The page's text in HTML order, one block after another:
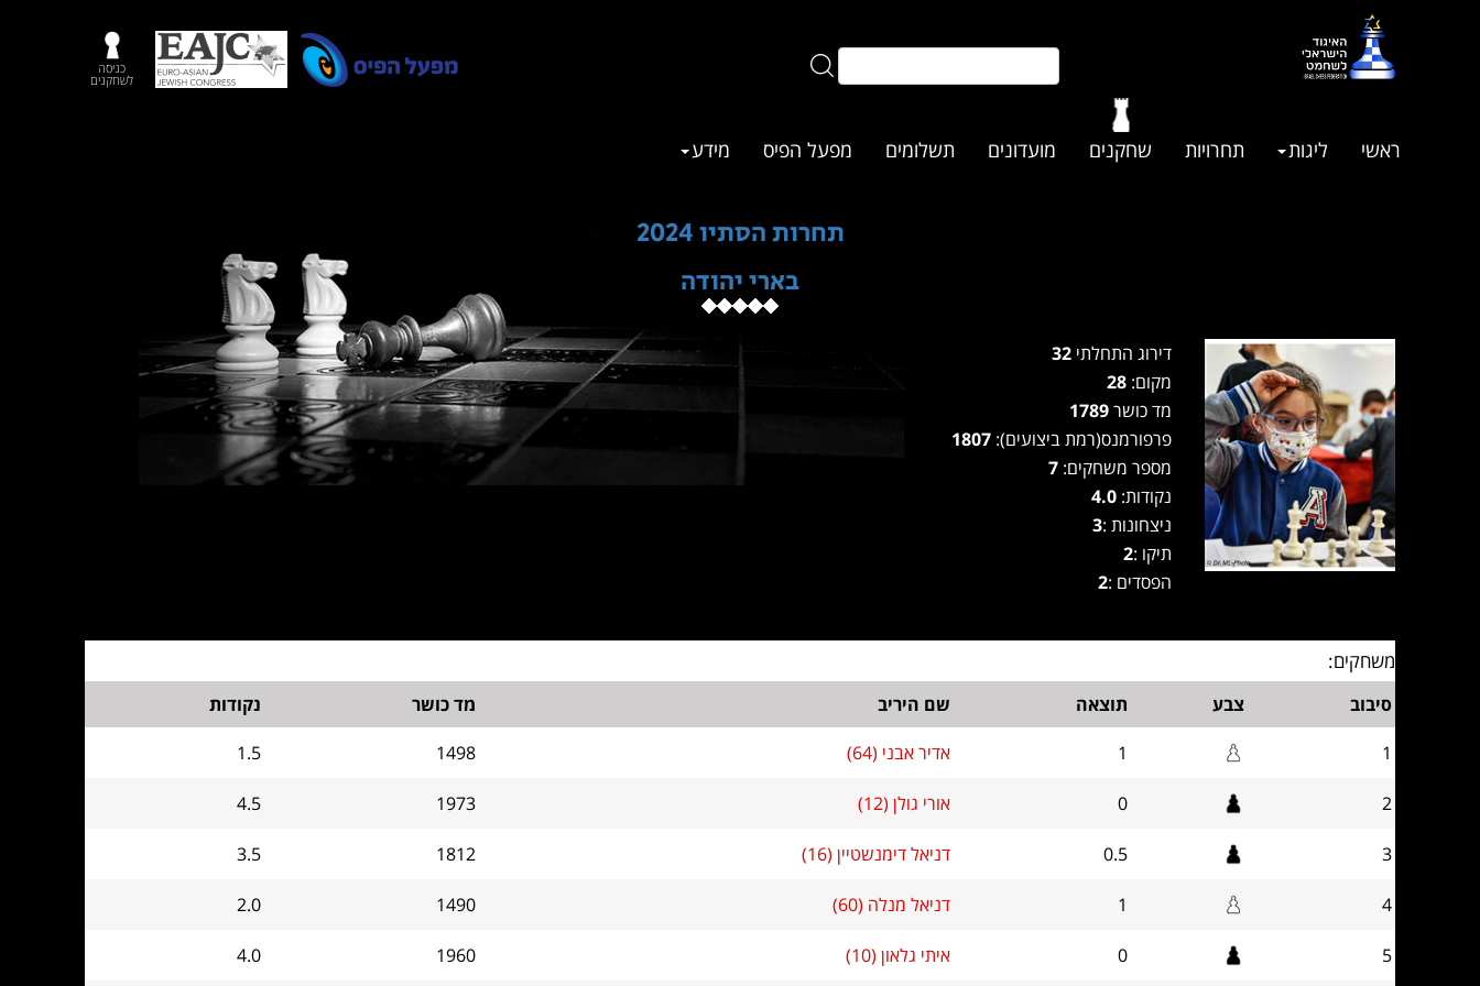
כניסה
לשחקנים
ראשי ליגות תחרויות שחקנים מועדונים תשלומים מפעל הפיס מידע
תחרות הסתיו 2024
בארי יהודה
דירוג התחלתי 32
מקום: 28
מד כושר1789
פרפורמנס(רמת ביצועים): 1807
מספר משחקים: 7
נקודות:4.0
ניצחונות :3
תיקו :2
הפסדים :2
משחקים:
סיבוב צבע תוצאה שם היריב מד כושר
נקודות
1
1 אדיר אבני (64) 1498
1.5
2
0 אורי גולן (12) 1973
4.5
3
0.5 דניאל דימנשטיין (16) 1812
3.5
4
1 דניאל מנלה (60) 1490
2.0
5
0 איתי גלאון (10) 1960
4.0